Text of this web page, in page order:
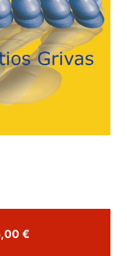
Comprar por 15,00 €